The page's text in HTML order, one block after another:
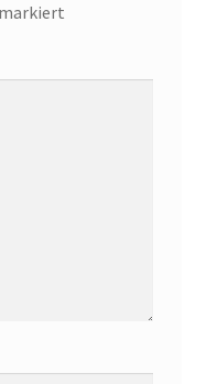
markiert